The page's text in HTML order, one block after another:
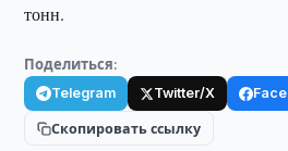
тонн.
Поделиться:
Telegram Twitter/X
Скопировать ссылку